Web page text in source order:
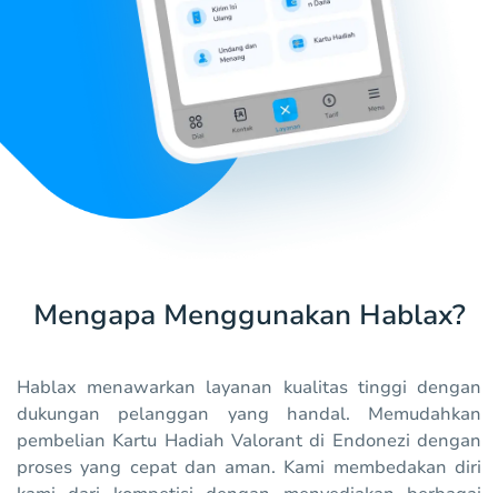
Mengapa Menggunakan Hablax?
Hablax menawarkan layanan kualitas tinggi dengan
dukungan pelanggan yang handal. Memudahkan
pembelian Kartu Hadiah Valorant di Endonezi dengan
proses yang cepat dan aman. Kami membedakan diri